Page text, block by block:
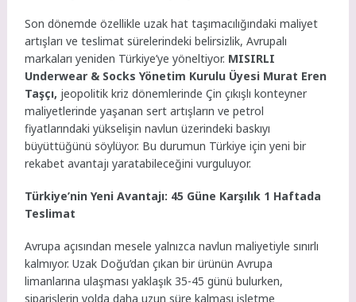
Son dönemde özellikle uzak hat taşımacılığındaki maliyet
artışları ve teslimat sürelerindeki belirsizlik, Avrupalı
markaları yeniden Türkiye’ye yöneltiyor. MISIRLI
Underwear & Socks Yönetim Kurulu Üyesi Murat Eren
Taşçı, jeopolitik kriz dönemlerinde Çin çıkışlı konteyner
maliyetlerinde yaşanan sert artışların ve petrol
fiyatlarındaki yükselişin navlun üzerindeki baskıyı
büyüttüğünü söylüyor. Bu durumun Türkiye için yeni bir
rekabet avantajı yaratabileceğini vurguluyor.
Türkiye’nin Yeni Avantajı: 45 Güne Karşılık 1 Haftada
Teslimat
Avrupa açısından mesele yalnızca navlun maliyetiyle sınırlı
kalmıyor. Uzak Doğu’dan çıkan bir ürünün Avrupa
limanlarına ulaşması yaklaşık 35-45 günü bulurken,
siparişlerin yolda daha uzun süre kalması işletme